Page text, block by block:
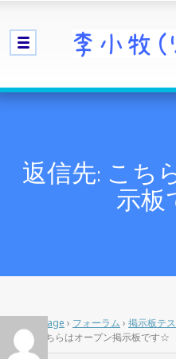
返信先: こち
示
Home Page › フォーラム › 掲示板テ
信先: こちらはオープン掲示板です☆